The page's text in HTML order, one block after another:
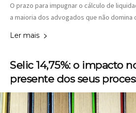
O prazo para impugnar o cálculo de
a maioria dos advogados que não domina
Ler mais
Selic 14,75%: o impacto
presente dos seus